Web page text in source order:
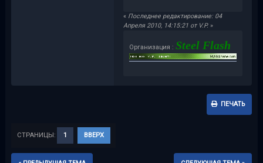
« Последнее редактирование: 04
Апреля 2010, 14:15:21 от V.P.»
Организация : Steel Flash
ПЕЧАТЬ
СТРАНИЦЫ: 1 ВВЕРХ